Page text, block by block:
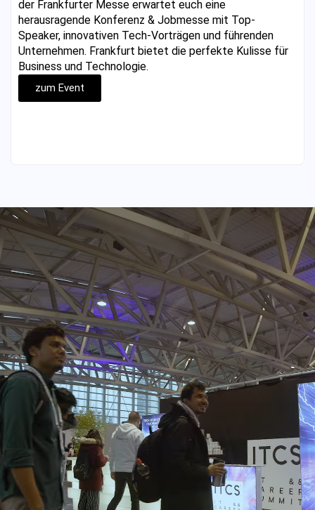
der Frankfurter Messe erwartet euch eine
herausragende Konferenz & Jobmesse mit Top-
Speaker, innovativen Tech-Vorträgen und führenden
Unternehmen. Frankfurt bietet die perfekte Kulisse für
Business und Technologie.
zum Event